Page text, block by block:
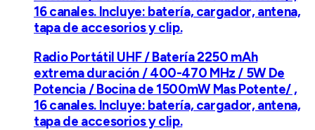
16 canales. Incluye: batería, cargador, antena,
tapa de accesorios y clip.
Radio Portátil UHF / Batería 2250 mAh
extrema duración / 400-470 MHz / 5W De
Potencia / Bocina de 1500mW Mas Potente/ ,
16 canales. Incluye: batería, cargador, antena,
tapa de accesorios y clip.